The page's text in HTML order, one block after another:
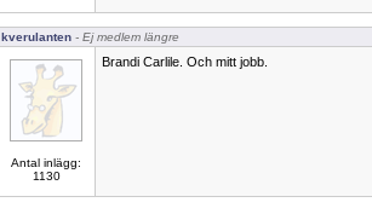
kverulanten - Ej medlem längre
Antal inlägg:
1130
Brandi Carlile. Och mitt jobb.